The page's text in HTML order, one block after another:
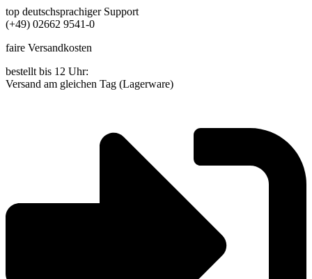
Zum
Inhalt
top deutschsprachiger Support
(+49) 02662 9541-0
faire Versandkosten
bestellt bis 12 Uhr:
Versand am gleichen Tag (Lagerware)